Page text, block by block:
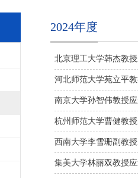
2024年度
北京理工大学韩杰教
河北师范大学苑立平
南京大学孙智伟教授
杭州师范大学曹健教
西南大学李雪珊副教
集美大学林丽双教授